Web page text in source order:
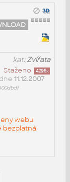
kat:Zvířata
Staženo: 4295x
11.12.2007
webu
bezplatná.